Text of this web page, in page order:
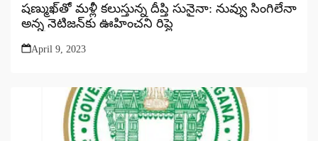
షణ్ముఖ్‌తో మళ్లీ కలుస్తున్న దీప్తి సునైనా: నువ్వు సింగిలేనా
అన్న నెటిజన్‌కు ఊహించని రిప్లై
April 9, 2023